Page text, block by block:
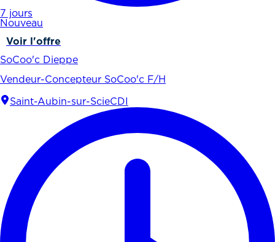
7 jours
Nouveau
Voir l'offre
SoCoo'c Dieppe
Vendeur-Concepteur SoCoo'c F/H
Saint-Aubin-sur-ScieCDI